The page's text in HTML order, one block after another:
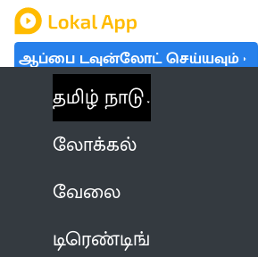
ஆப்பை டவுன்லோட் செய்யவும்
தமிழ் நாடு
லோக்கல்
வேலை
டிரெண்டிங்